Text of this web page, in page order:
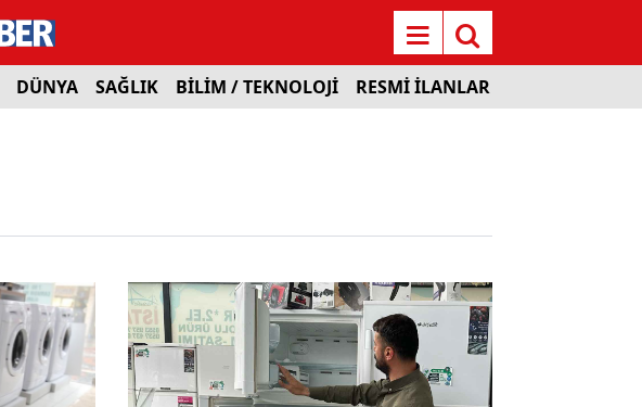
DÜNYA SAĞLIK BİLİM / TEKNOLOJİ RESMİ İLANLAR